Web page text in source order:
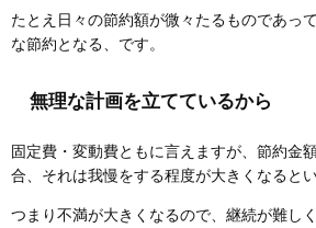
たとえ日々の節約額が微々たるものであっ
な節約となる、です。
無理な計画を立てているから
固定費・変動費ともに言えますが、節約金
合、それは我慢をする程度が大きくなると
つまり不満が大きくなるので、継続が難しく